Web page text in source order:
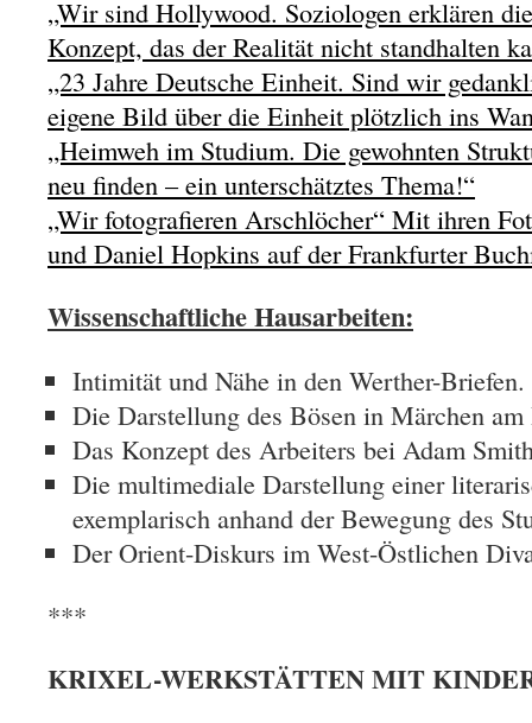
„Wir sind Hollywood. Soziologen erklären
Konzept, das der Realität nicht standhalten
„23 Jahre Deutsche Einheit. Sind wir
eigene Bild über die Einheit plötzlich ins
„Heimweh im Studium. Die gewohnten
neu finden – ein unterschätztes Thema!“
„Wir fotografieren Arschlöcher“ Mit ihren
und Daniel Hopkins auf der Frankfurter
Wissenschaftliche Hausarbeiten:
Intimität und Nähe in den Werther-Briefen.
Die Darstellung des Bösen in Märchen
Das Konzept des Arbeiters bei Adam
Die multimediale Darstellung einer
exemplarisch anhand der Bewegung des
Der Orient-Diskurs im West-Östlichen
***
KRIXEL-WERKSTÄTTEN MIT